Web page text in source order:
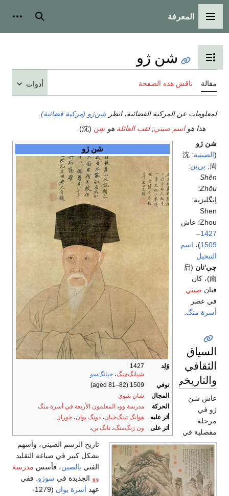
القائمة الرئيسية
المعرفة بحث
تبديل عرض جدول المحتويات
شن ژو
مقالة ناقش هذه الصفحة أدوات
لمعلومات عن المركبة الفضائية، انظر شن‌ژو (مركبة فضائية)
هذا هواسم صيني;لقب العائلة هو شِن (沈)
شن ژو
وُلِد
1427
شيانگ‌چنگ، جيانگ‌سو
توفي
1509 (aged 81–82)
المجال
شان شوي
الحركة
مدرسة وو، المعلمون الأربعة في أسرة منگ
أثر عليه
هوانگ تينگ‌جيان، دونگ يوان، جوران
أثر على
ون ژنگ‌منگ، تانگ ين،
شن ژو
(الصينية:
沈
周
; پن‌ين:
Shěn
Zhōu؛
إنگليزية:
Shen
Zhou؛ عاش
1427
–
1509)، اسم
التبجيل
چي'نان
(启
南)، كان
فنان صيني
في عصر
أسرة منگ
السياق
الثقافي
والتاريخي
عاش شن
ژو في
مرحلة
مفصلية في
تاريخ الرسم الصيني، وأسهم
بشكل كبير في صياغة التقليد
الفني بالصين، فأسس مدرسة
وو الجديدة في سوژو. ففي
عهد أسرة يوان
(1279-